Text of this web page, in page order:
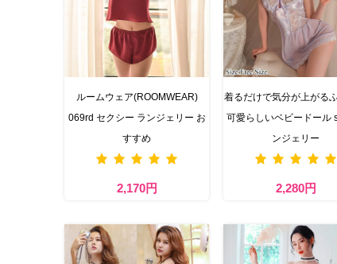
ルームウェア(ROOMWEAR)
069rd セクシー ランジェリー お
すすめ
2,170円
着るだけで気分が上がる
可愛らしいベビードール
ンジェリー
2,280円